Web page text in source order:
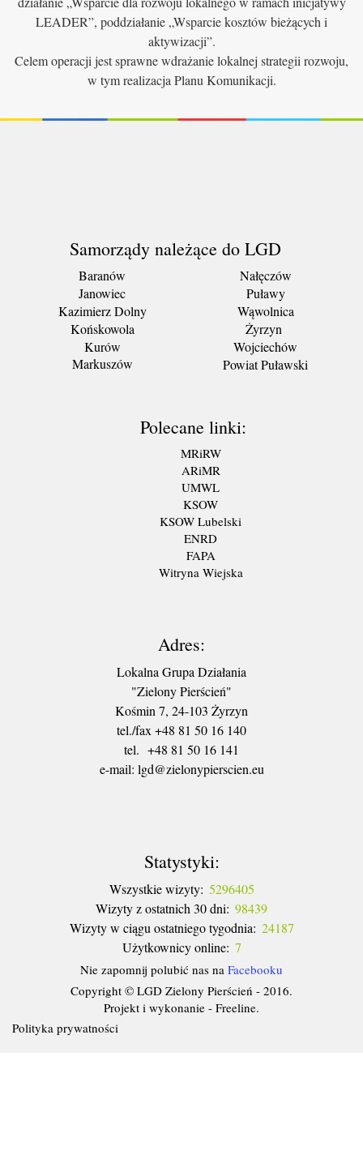
LEADER”, poddziałanie „Wsparcie kosztów bieżących i
aktywizacji”.
Celem operacji jest sprawne wdrażanie lokalnej strategii rozwoju,
w tym realizacja Planu Komunikacji.
Samorządy należące do LGD
Baranów
Janowiec
Kazimierz Dolny
Końskowola
Kurów
Markuszów
Nałęczów
Puławy
Wąwolnica
Żyrzyn
Wojciechów
Powiat Puławski
Polecane linki:
MRiRW
ARiMR
UMWL
KSOW
KSOW Lubelski
ENRD
FAPA
Witryna Wiejska
Adres:
Lokalna Grupa Działania
"Zielony Pierścień"
Kośmin 7, 24-103 Żyrzyn
tel./fax +48 81 50 16 140
tel. +48 81 50 16 141
​e-mail: lgd@zielonypierscien.eu
Statystyki:
Wszystkie wizyty: 5296405
Wizyty z ostatnich 30 dni: 98439
Wizyty w ciągu ostatniego tygodnia: 24187
Użytkownicy online: 7
Nie zapomnij polubić nas na Facebooku
Copyright © LGD Zielony Pierścień - 2016.
Projekt i wykonanie - Freeline.
Polityka prywatności